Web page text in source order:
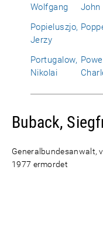
Wolfgang
John
Popieluszjo,
Jerzy
Portugalow,
Nikolai
Buback,
Generalbundesanwalt,
1977 ermordet